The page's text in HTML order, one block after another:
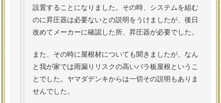
設置することになりました。その時、システムを組む
のに昇圧器は必要ないとの説明をうけましたが、後日
改めてメーカーに確認した所、昇圧器が必要でした。
また、その時に屋根材についても聞きましたが、なん
と我が家では雨漏りリスクの高いバラ板屋根というこ
とでした。ヤマダデンキからは一切その説明もありま
せんでした。